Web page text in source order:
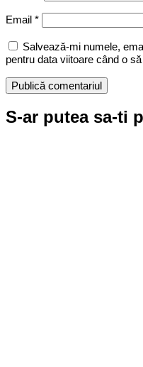
Email *
Salvează-mi numele,
pentru data viitoare când o
S-ar putea sa-ti